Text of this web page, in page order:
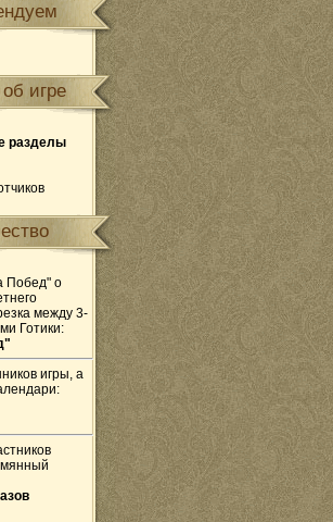
игре
разделы
Побед" о
между 3-
Готики:
игры, а